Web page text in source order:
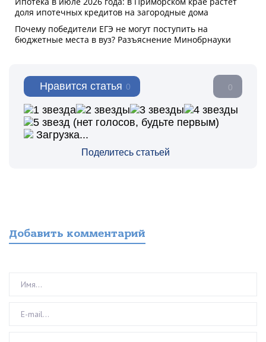
Нравится статья 0 0
Поделитесь статьей
(нет голосов, будьте первым)
Загрузка...
Добавить комментарий